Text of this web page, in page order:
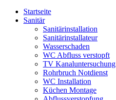
Startseite
Sanitär
Sanitärinstallation
Sanitärinstallateur
Wasserschaden
WC Abfluss verstopft
TV Kanaluntersuchung
Rohrbruch Notdienst
WC Installation
Küchen Montage